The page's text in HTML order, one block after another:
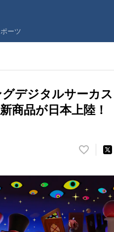
ーツ
デジタルサーカス
商品が日本上陸！
い
ね
数
を
読
み